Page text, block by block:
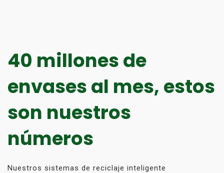
40 millones de
envases al mes, estos
son nuestros
números
Nuestros sistemas de reciclaje inteligente